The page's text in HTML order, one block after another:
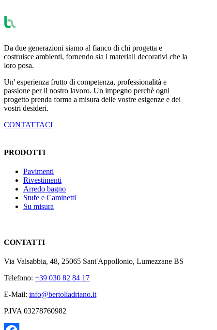
Da due generazioni siamo al fianco di chi progetta e
costruisce ambienti, fornendo sia i materiali decorativi che la
loro posa.
Un' esperienza frutto di competenza, professionalità e
passione per il nostro lavoro. Un impegno perchè ogni
progetto prenda forma a misura delle vostre esigenze e dei
vostri desideri.
CONTATTACI
PRODOTTI
Pavimenti
Rivestimenti
Arredo bagno
Stufe e Caminetti
Su misura
CONTATTI
Via Valsabbia, 48, 25065 Sant'Appollonio, Lumezzane BS
Telefono: +39 030 82 84 17
E-Mail: info@bertoliadriano.it
P.IVA 03278760982